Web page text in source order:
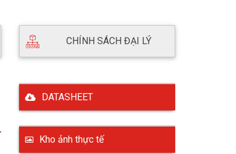
CHÍNH SÁCH ĐẠI LÝ
DATASHEET
Kho ảnh thực tế